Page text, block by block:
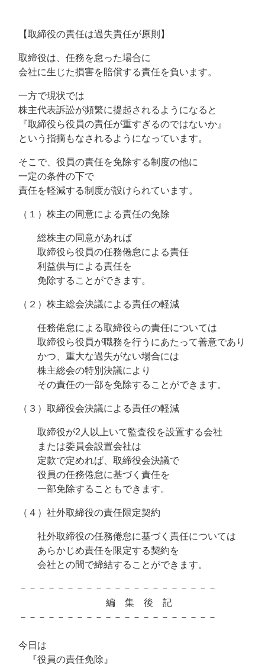
【取締役の責任は過失責任が原則】
取締役は、任務を怠った場合に
会社に生じた損害を賠償する責任を負います。
一方で現状では
株主代表訴訟が頻繁に提起されるようになると
『取締役ら役員の責任が重すぎるのではないか』
という指摘もなされるようになっています。
そこで、役員の責任を免除する制度の他に
一定の条件の下で
責任を軽減する制度が設けられています。
（１）株主の同意による責任の免除
総株主の同意があれば
取締役ら役員の任務倦怠による責任
利益供与による責任を
免除することができます。
（２）株主総会決議による責任の軽減
任務倦怠による取締役らの責任については
取締役ら役員が職務を行うにあたって善意であり
かつ、重大な過失がない場合には
株主総会の特別決議により
その責任の一部を免除することができます。
（３）取締役会決議による責任の軽減
取締役が2人以上いて監査役を設置する会社
または委員会設置会社は
定款で定めれば、取締役会決議で
役員の任務倦怠に基づく責任を
一部免除することもできます。
（４）社外取締役の責任限定契約
社外取締役の任務倦怠に基づく責任については
あらかじめ責任を限定する契約を
会社との間で締結することができます。
－－－－－－－－－－－－－－－－－－－－－
編 集 後 記
－－－－－－－－－－－－－－－－－－－－－
今日は
『役員の責任免除』